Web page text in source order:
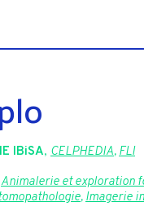
IBiSA, CELPHEDIA, FLI
Animalerie et exploration
, Imagerie